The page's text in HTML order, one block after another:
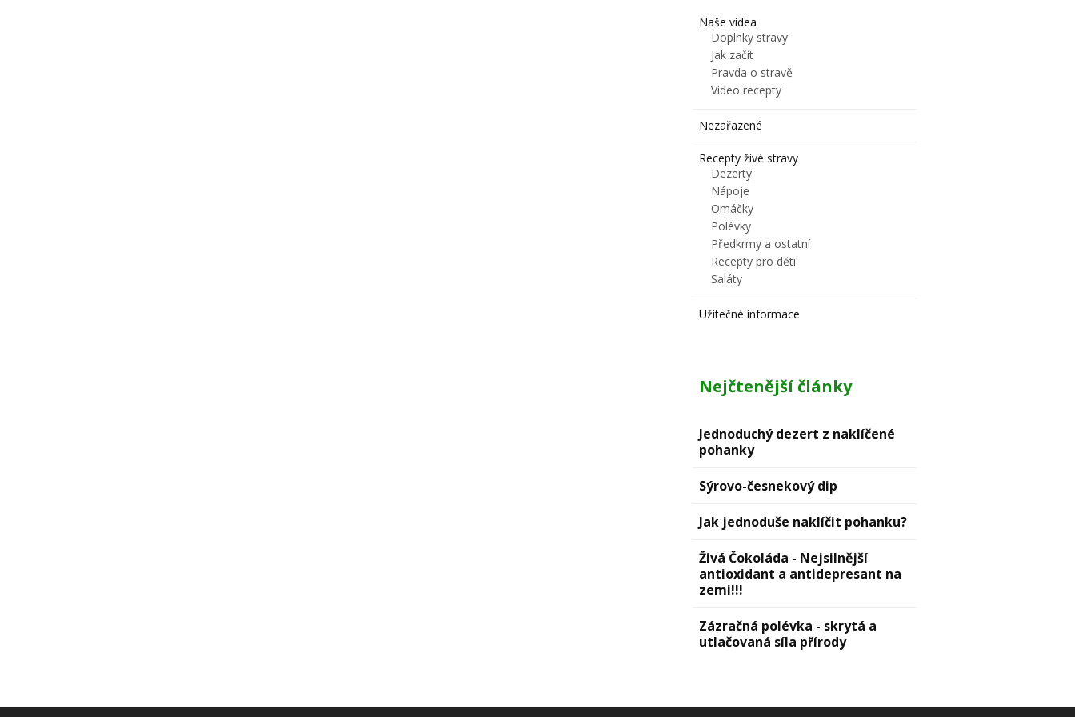
Naše videa
Doplnky stravy
Jak začít
Pravda o stravě
Video recepty
Nezařazené
Recepty živé stravy
Dezerty
Nápoje
Omáčky
Polévky
Předkrmy a ostatní
Recepty pro děti
Saláty
Užitečné informace
Nejčtenější články
Jednoduchý dezert z naklíčené
pohanky
Sýrovо-česnekový dip
Jak jednoduše naklíčit pohanku?
Živá Čokoláda - Nejsilnější
antioxidant a antidepresant na
zemi!!!
Zázračná polévka - skrytá a
utlačovaná síla přírody